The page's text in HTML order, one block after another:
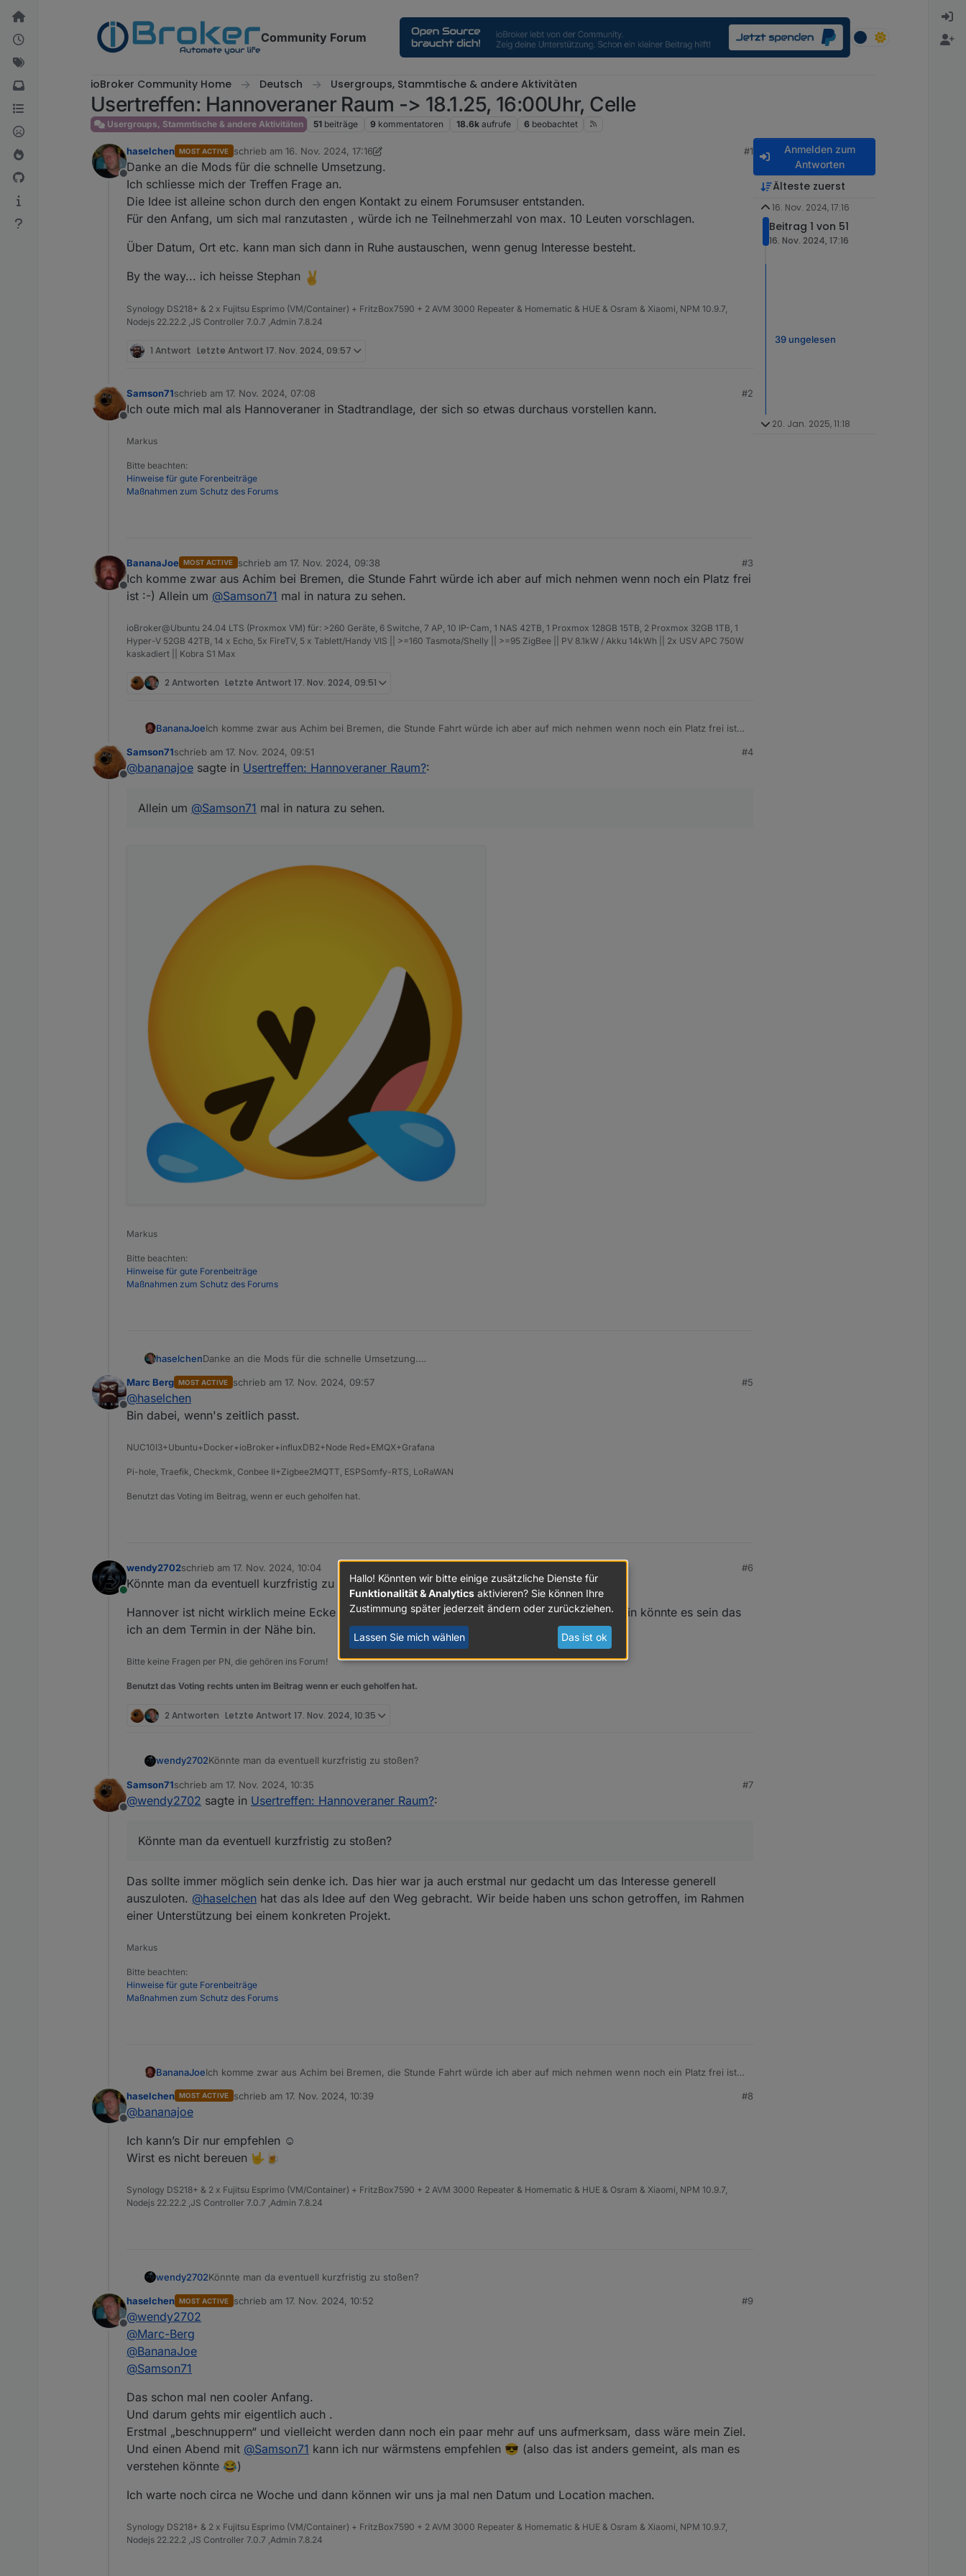
Weiter zum Inhalt
Community Forum
ioBroker Community Home Deutsch Usergroups, Stammtische & andere Aktivitäten
Usertreffen: Hannoveraner Raum -> 18.1.25, 16:00Uhr, Celle
Usergroups, Stammtische & andere Aktivitäten 51 beiträge 9 kommentatoren 18.6k aufrufe 6 beobachtet
Offline
haselchen MOST ACTIVE schrieb am 16. Nov. 2024, 17:16
zuletzt editiert von haselchen1. Jan. 2025, 22:24
#1
Danke an die Mods für die schnelle Umsetzung.
Ich schliesse mich der Treffen Frage an.
Die Idee ist alleine schon durch den engen Kontakt zu einem Forumsuser entstanden.
Für den Anfang, um sich mal ranzutasten , würde ich ne Teilnehmerzahl von max. 10 Leuten vorschlagen.
Über Datum, Ort etc. kann man sich dann in Ruhe austauschen, wenn genug Interesse besteht.
By the way... ich heisse Stephan
Synology DS218+ & 2 x Fujitsu Esprimo (VM/Container) + FritzBox7590 + 2 AVM 3000 Repeater & Homematic & HUE & Osram & Xiaomi, NPM 10.9.7,
Nodejs 22.22.2 ,JS Controller 7.0.7 ,Admin 7.8.24
1 Antwort Letzte Antwort 17. Nov. 2024, 09:57
Offline
Samson71schrieb am 17. Nov. 2024, 07:08
zuletzt editiert von
#2
Ich oute mich mal als Hannoveraner in Stadtrandlage, der sich so etwas durchaus vorstellen kann.
Markus
Bitte beachten:
Hinweise für gute Forenbeiträge
Maßnahmen zum Schutz des Forums
Offline
BananaJoe MOST ACTIVE schrieb am 17. Nov. 2024, 09:38
zuletzt editiert von
#3
Ich komme zwar aus Achim bei Bremen, die Stunde Fahrt würde ich aber auf mich nehmen wenn noch ein Platz frei
ist :-) Allein um @Samson71 mal in natura zu sehen.
ioBroker@Ubuntu 24.04 LTS (Proxmox VM) für: >260 Geräte, 6 Switche, 7 AP, 10 IP-Cam, 1 NAS 42TB, 1 Proxmox 128GB 15TB, 2 Proxmox 32GB 1TB, 1
Hyper-V 52GB 42TB, 14 x Echo, 5x FireTV, 5 x Tablett/Handy VIS || >=160 Tasmota/Shelly || >=95 ZigBee || PV 8.1kW / Akku 14kWh || 2x USV APC 750W
kaskadiert || Kobra S1 Max
2 Antworten Letzte Antwort 17. Nov. 2024, 09:51
BananaJoeIch komme zwar aus Achim bei Bremen, die Stunde Fahrt würde ich aber auf mich nehmen wenn noch ein Platz frei ist
Offline
Samson71schrieb am 17. Nov. 2024, 09:51
zuletzt editiert von
#4
@bananajoe sagte in Usertreffen: Hannoveraner Raum?:
Allein um @Samson71 mal in natura zu sehen.
Markus
Bitte beachten:
Hinweise für gute Forenbeiträge
Maßnahmen zum Schutz des Forums
haselchenDanke an die Mods für die schnelle Umsetzung.
Die Idee ist alleine schon durch den engen Kontakt zu einem Forumsuser entstanden.
Über Datum, Ort etc. kann man sich dann in Ruhe austauschen, wenn genug Interesse besteht.
By the way... ich heisse Stephan
Offline
Marc Berg MOST ACTIVE schrieb am 17. Nov. 2024, 09:57
zuletzt editiert von
#5
@haselchen
Bin dabei, wenn's zeitlich passt.
NUC10I3+Ubuntu+Docker+ioBroker+influxDB2+Node Red+EMQX+Grafana
Pi-hole, Traefik, Checkmk, Conbee II+Zigbee2MQTT, ESPSomfy-RTS, LoRaWAN
Benutzt das Voting im Beitrag, wenn er euch geholfen hat.
Online
wendy2702schrieb am 17. Nov. 2024, 10:04
zuletzt editiert von
#6
Könnte man da eventuell kurzfristig zu stoßen?
Hannover ist nicht wirklich meine Ecke aber da ich beruflich viel in Deutschland unterwegs bin könnte es sein das
ich an dem Termin in der Nähe bin.
Bitte keine Fragen per PN, die gehören ins Forum!
Benutzt das Voting rechts unten im Beitrag wenn er euch geholfen hat.
2 Antworten Letzte Antwort 17. Nov. 2024, 10:35
wendy2702Könnte man da eventuell kurzfristig zu stoßen?
Hannover ist nicht wirklich meine Ecke aber da ich beruflich viel in Deutschland unterwegs bin könnte es sein das ich
an dem Termin in der Nähe bin.
Offline
Samson71schrieb am 17. Nov. 2024, 10:35
zuletzt editiert von
#7
@wendy2702 sagte in Usertreffen: Hannoveraner Raum?:
Könnte man da eventuell kurzfristig zu stoßen?
Das sollte immer möglich sein denke ich. Das hier war ja auch erstmal nur gedacht um das Interesse generell
auszuloten. @haselchen hat das als Idee auf den Weg gebracht. Wir beide haben uns schon getroffen, im Rahmen
einer Unterstützung bei einem konkreten Projekt.
Markus
Bitte beachten:
Hinweise für gute Forenbeiträge
Maßnahmen zum Schutz des Forums
BananaJoeIch komme zwar aus Achim bei Bremen, die Stunde Fahrt würde ich aber auf mich nehmen wenn noch ein Platz frei ist
Offline
haselchen MOST ACTIVE schrieb am 17. Nov. 2024, 10:39
zuletzt editiert von
#8
@bananajoe
Ich kann’s Dir nur empfehlen ☺️
Wirst es nicht bereuen 🤟🍺
Synology DS218+ & 2 x Fujitsu Esprimo (VM/Container) + FritzBox7590 + 2 AVM 3000 Repeater & Homematic & HUE & Osram & Xiaomi, NPM 10.9.7,
Nodejs 22.22.2 ,JS Controller 7.0.7 ,Admin 7.8.24
wendy2702Könnte man da eventuell kurzfristig zu stoßen?
Hannover ist nicht wirklich meine Ecke aber da ich beruflich viel in Deutschland unterwegs bin könnte es sein das ich
Offline
haselchen MOST ACTIVE schrieb am 17. Nov. 2024, 10:52
zuletzt editiert von
#9
@wendy2702
@Marc-Berg
@BananaJoe
@Samson71
Das schon mal nen cooler Anfang.
Und darum gehts mir eigentlich auch .
Erstmal „beschnuppern“ und vielleicht werden dann noch ein paar mehr auf uns aufmerksam, dass wäre mein Ziel.
Und einen Abend mit @Samson71 kann ich nur wärmstens empfehlen 😎 (also das ist anders gemeint, als man es
verstehen könnte 😂)
Ich warte noch circa ne Woche und dann können wir uns ja mal nen Datum und Location machen.
Synology DS218+ & 2 x Fujitsu Esprimo (VM/Container) + FritzBox7590 + 2 AVM 3000 Repeater & Homematic & HUE & Osram & Xiaomi, NPM 10.9.7,
Nodejs 22.22.2 ,JS Controller 7.0.7 ,Admin 7.8.24
Anmelden zum
Antworten
Älteste zuerst
16. Nov. 2024, 17:16
Beitrag 1 von 51
16. Nov. 2024, 17:16
39 ungelesen
20. Jan. 2025, 11:18
Hallo! Könnten wir bitte einige zusätzliche Dienste für
Funktionalität & Analytics aktivieren? Sie können Ihre
Zustimmung später jederzeit ändern oder zurückziehen.
Lassen Sie mich wählen Das ist ok